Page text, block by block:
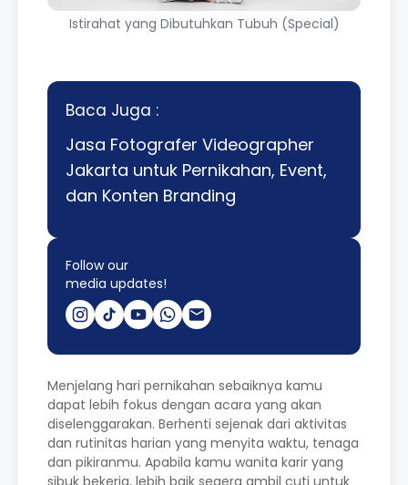
Istirahat yang Dibutuhkan Tubuh (Special)
Baca Juga :
Jasa Fotografer Videographer
Jakarta untuk Pernikahan, Event,
dan Konten Branding
Follow our
media updates!
Menjelang hari pernikahan sebaiknya kamu
dapat lebih fokus dengan acara yang akan
diselenggarakan. Berhenti sejenak dari aktivitas
dan rutinitas harian yang menyita waktu, tenaga
dan pikiranmu. Apabila kamu wanita karir yang